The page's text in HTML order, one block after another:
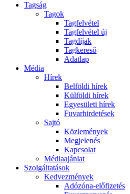
Tagság
Tagok
Tagfelvétel
Tagfelvétel új
Tagdíjak
Tagkereső
Adatlap
Média
Hírek
Belföldi hírek
Külföldi hírek
Egyesületi hírek
Fuvarhirdetések
Sajtó
Közlemények
Megjelenés
Kapcsolat
Médiaajánlat
Szolgáltatások
Kedvezmények
Adózóna-előfizetés